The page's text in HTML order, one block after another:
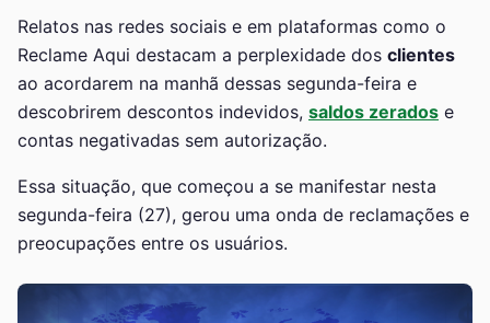
Relatos nas redes sociais e em plataformas como o
Reclame Aqui destacam a perplexidade dos clientes
ao acordarem na manhã dessas segunda-feira e
descobrirem descontos indevidos, saldos zerados e
contas negativadas sem autorização.
Essa situação, que começou a se manifestar nesta
segunda-feira (27), gerou uma onda de reclamações e
preocupações entre os usuários.